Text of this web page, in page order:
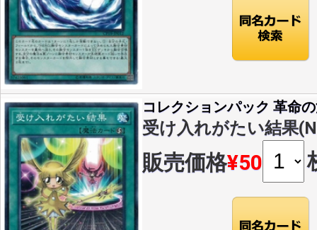
コレクションパック 革命
受け入れがたい結果
販売価格¥50